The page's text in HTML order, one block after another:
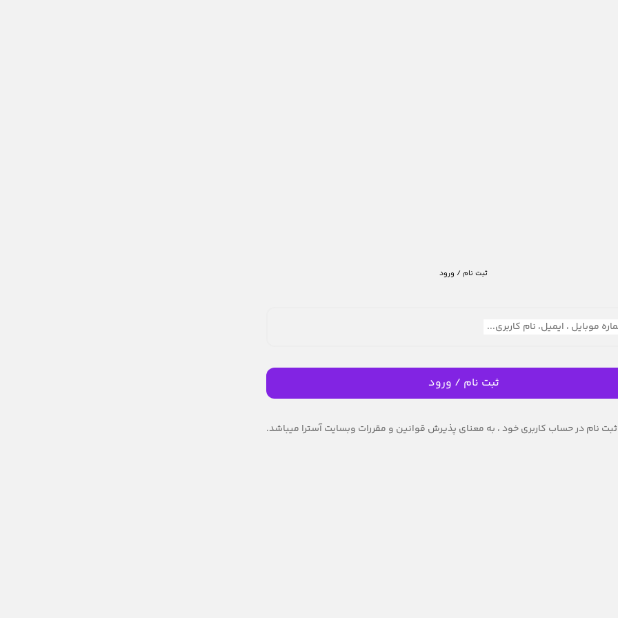
ثبت نام / ورود
موبایل ، ایمیل، نام کاربری...
ثبت نام / ورود
نام در حساب کاربری خود ، به معنای پذیرش قوانین و مقررات وبسایت آسترا میباشد.